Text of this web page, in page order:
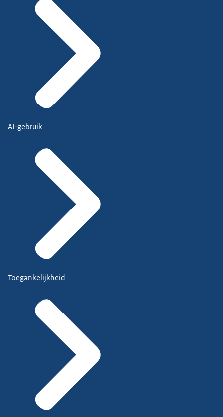
AI-gebruik
Toegankelijkheid